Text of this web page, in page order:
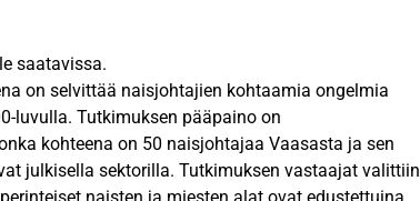
saatavissa.
on selvittää naisjohtajien kohtaamia ongelmia
luvulla. Tutkimuksen pääpaino on
kohteena on 50 naisjohtajaa Vaasasta ja sen
julkisella sektorilla. Tutkimuksen vastaajat valittiin